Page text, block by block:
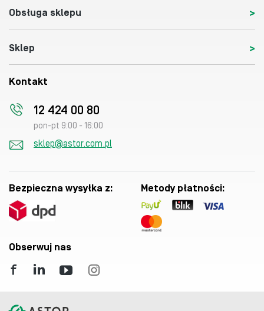
Obsługa sklepu
Sklep
Kontakt
12 424 00 80
pon-pt 9:00 - 16:00
sklep@astor.com.pl
Bezpieczna wysyłka z: Metody płatności:
Obserwuj nas